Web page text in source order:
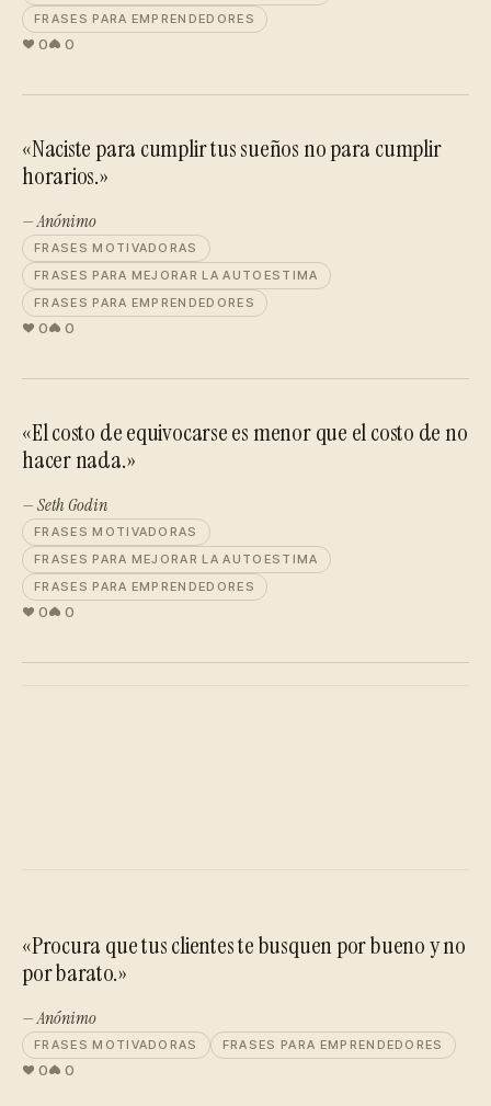
FRASES PARA EMPRENDEDORES
0 0
«Naciste para cumplir tus sueños no para cumplir
horarios.»
— Anónimo
FRASES MOTIVADORAS
FRASES PARA MEJORAR LA AUTOESTIMA
FRASES PARA EMPRENDEDORES
0 0
«El costo de equivocarse es menor que el costo de no
hacer nada.»
— Seth Godin
FRASES MOTIVADORAS
FRASES PARA MEJORAR LA AUTOESTIMA
FRASES PARA EMPRENDEDORES
0 0
«Procura que tus clientes te busquen por bueno y no
por barato.»
— Anónimo
FRASES MOTIVADORAS FRASES PARA EMPRENDEDORES
0 0